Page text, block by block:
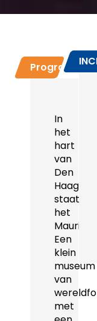
Programma
In
het
hart
van
Den
Haag
staat
het
Een
klein
museum
van
met